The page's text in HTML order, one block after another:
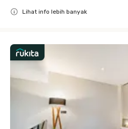
Lihat info lebih banyak